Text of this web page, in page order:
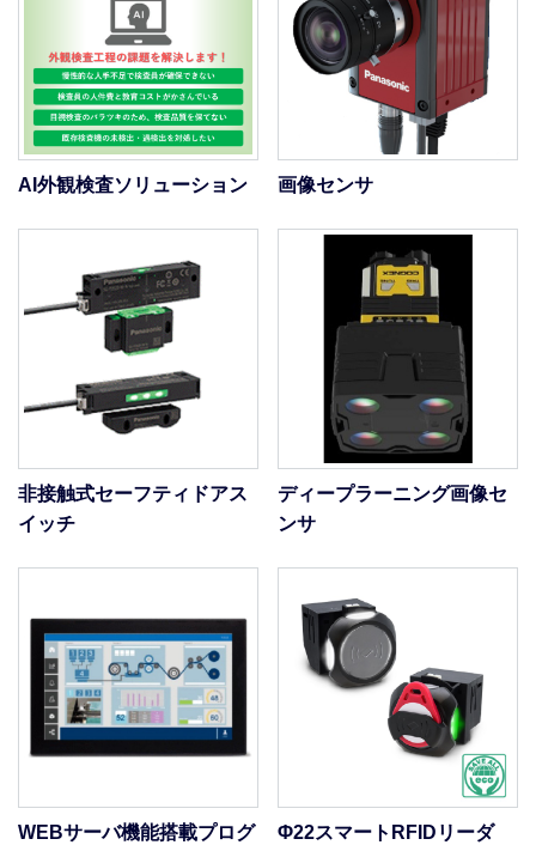
AI外観検査ソリューション 画像センサ
非接触式セーフティドアス
イッチ
ディープラーニング画像セ
ンサ
WEBサーバ機能搭載プログ
Φ22スマートRFIDリーダ